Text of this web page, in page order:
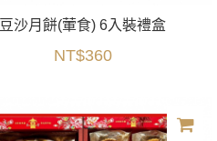
豆沙月餅(葷食) 6入裝禮盒
NT$360